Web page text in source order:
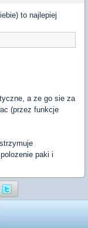
to najlepiej
a ze go sie za
(przez funkcje
paki i